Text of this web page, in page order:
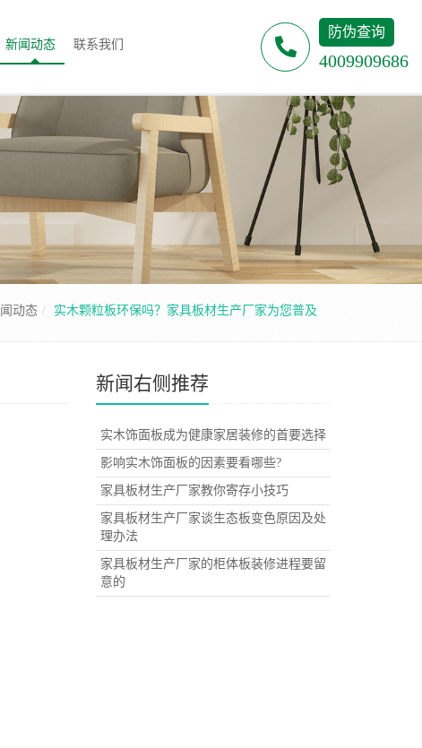
新闻动态 联系我们
防伪查询
4009909686
动态 实木颗粒板环保吗？家具板材生产厂家为您普及
新闻右侧推荐
实木饰面板成为健康家居装修的首要选择
影响实木饰面板的因素要看哪些?
家具板材生产厂家教你寄存小技巧
家具板材生产厂家谈生态板变色原因及处
理办法
家具板材生产厂家的柜体板装修进程要留
意的